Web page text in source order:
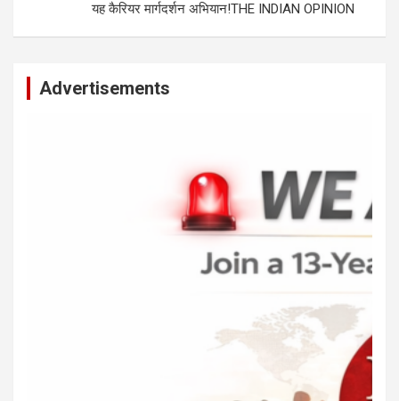
यह कैरियर मार्गदर्शन अभियान!THE INDIAN OPINION
Advertisements